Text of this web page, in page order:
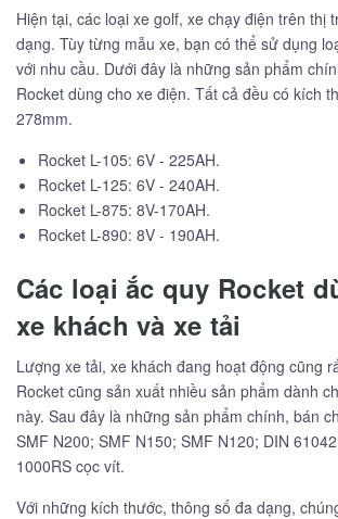
Hiện tại, các loại xe golf, xe chạy điện trên thị
dạng. Tùy từng mẫu xe, bạn có thể sử dụng
với nhu cầu. Dưới đây là những sản phẩm
Rocket dùng cho xe điện. Tất cả đều có kích
278mm.
Rocket L-105: 6V - 225AH.
Rocket L-125: 6V - 240AH.
Rocket L-875: 8V-170AH.
Rocket L-890: 8V - 190AH.
Các loại ắc quy Rocket
xe khách và xe tải
Lượng xe tải, xe khách đang hoạt động cũng
Rocket cũng sản xuất nhiều sản phẩm dành
này. Sau đây là những sản phẩm chính, bán
SMF N200; SMF N150; SMF N120; DIN
1000RS cọc vít.
Với những kích thước, thông số đa dạng,